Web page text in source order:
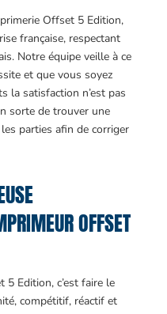
Offset 5 Edition,
française, respectant
Notre équipe veille à ce
et que vous soyez
la satisfaction n’est pas
sorte de trouver une
parties afin de corriger
OFFSET
5 Edition, c’est faire le
compétitif, réactif et